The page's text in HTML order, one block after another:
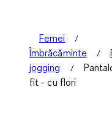
Femei
Îmbrăcăminte
jogging
fit - cu flori